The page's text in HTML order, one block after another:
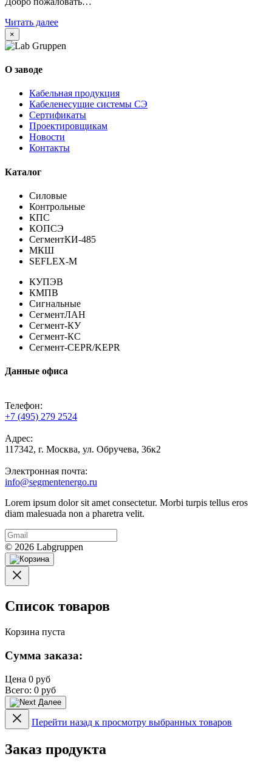
Читать далее
×
О заводе
Кабельная продукция
Кабеленесущие системы СЭ
Сертификаты
Проектировщикам
Новости
Контакты
Каталог
Силовые
Контрольные
КПС
КОПСЭ
СегментКИ-485
МКШ
SEFLEX-M
КУПЭВ
КМПВ
Сигнальные
СегментЛАН
Сегмент-КУ
Сегмент-КС
Сегмент-CEPR/KEPR
Данные офиса
Телефон:
+7 (495) 279 2524
Адрес:
117342, г. Москва, ул. Обручева, 36к2
Электронная почта:
info@segmentenergo.ru
Lorem ipsum dolor sit amet consectetur. Morbi turpis tellus eros
diam malesuada non a pharetra velit.
© 2026 Labgruppen
Список товаров
Корзина пуста
Сумма заказа:
Цена 0 руб
Всего: 0 руб
Далее
Перейти назад к просмотру выбранных товаров
Заказ продукта